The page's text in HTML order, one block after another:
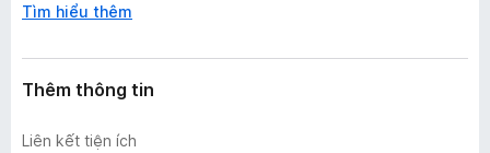
Tìm hiểu thêm
Thêm thông tin
Liên kết tiện ích